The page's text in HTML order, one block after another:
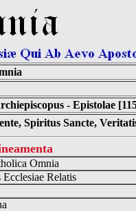
- Epistolae
Spiritus Sancte,
Omnia
Relatis